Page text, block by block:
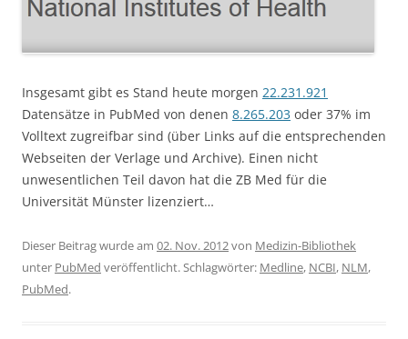
Insgesamt gibt es Stand heute morgen 22.231.921
Datensätze in PubMed von denen 8.265.203 oder 37% im
Volltext zugreifbar sind (über Links auf die entsprechenden
Webseiten der Verlage und Archive). Einen nicht
unwesentlichen Teil davon hat die ZB Med für die
Universität Münster lizenziert…
Dieser Beitrag wurde am 02. Nov. 2012von Medizin-Bibliothek
unter PubMed veröffentlicht. Schlagwörter: Medline, NCBI, NLM,
PubMed.